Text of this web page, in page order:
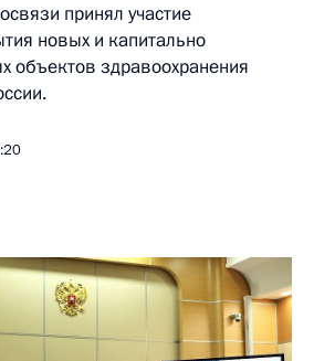
принял участие
новых и капитально
объектов здравоохранения